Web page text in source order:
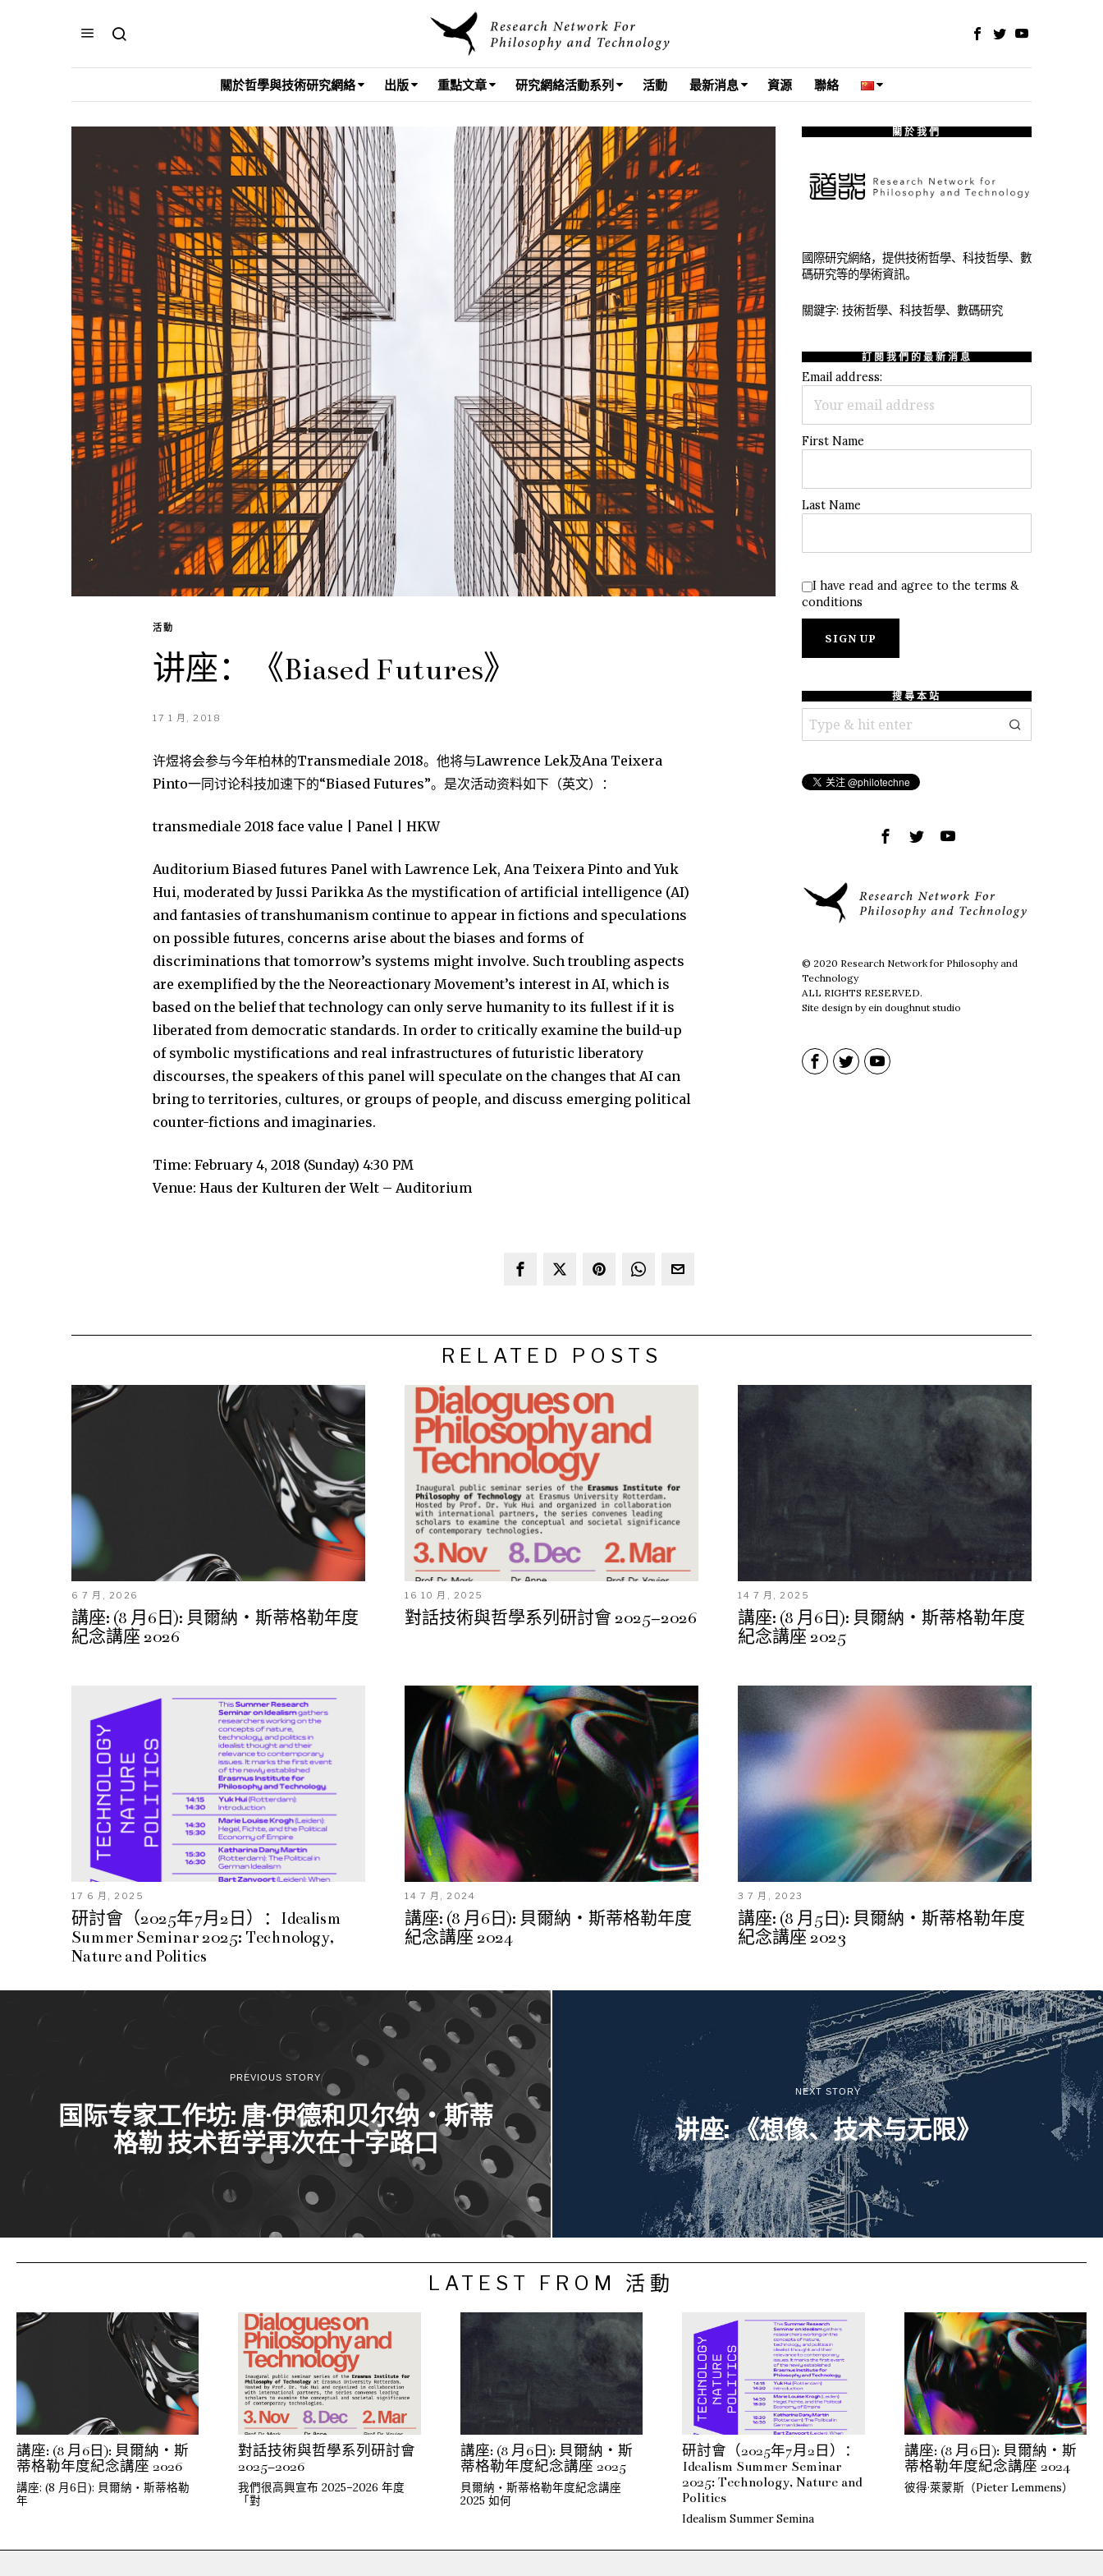
關於哲學與技術研究網絡 出版 重點文章 研究網絡活動系列 活動 最新消息 資源 聯絡
活動
讲座：《Biased Futures》
17 1 月, 2018
许煜将会参与今年柏林的Transmediale 2018。他将与Lawrence Lek及Ana Teixera
Pinto一同讨论科技加速下的“Biased Futures”。是次活动资料如下（英文）：
transmediale 2018 face value | Panel | HKW
Auditorium Biased futures Panel with Lawrence Lek, Ana Teixera Pinto and Yuk
Hui, moderated by Jussi Parikka As the mystification of artificial intelligence (AI)
and fantasies of transhumanism continue to appear in fictions and speculations
on possible futures, concerns arise about the biases and forms of
discriminations that tomorrow’s systems might involve. Such troubling aspects
are exemplified by the the Neoreactionary Movement’s interest in AI, which is
based on the belief that technology can only serve humanity to its fullest if it is
liberated from democratic standards. In order to critically examine the build-up
of symbolic mystifications and real infrastructures of futuristic liberatory
discourses, the speakers of this panel will speculate on the changes that AI can
bring to territories, cultures, or groups of people, and discuss emerging political
counter-fictions and imaginaries.
Time: February 4, 2018 (Sunday) 4:30 PM
Venue: Haus der Kulturen der Welt – Auditorium
關於我們
國際研究網絡，提供技術哲學、科技哲學、數
碼研究等的學術資訊。
關鍵字: 技術哲學、科技哲學、數碼研究
訂閱我們的最新消息
Email address:
First Name
Last Name
I have read and agree to the terms &
conditions
搜尋本站
© 2020 Research Network for Philosophy and
Technology
ALL RIGHTS RESERVED.
Site design by ein doughnut studio
RELATED POSTS
6 7 月, 2026
講座: (8 月6日): 貝爾納・斯蒂格勒年度
紀念講座 2026
16 10 月, 2025
對話技術與哲學系列研討會 2025–2026
14 7 月, 2025
講座: (8 月6日): 貝爾納・斯蒂格勒年度
紀念講座 2025
17 6 月, 2025
研討會（2025年7月2日）：Idealism
Summer Seminar 2025: Technology,
Nature and Politics
14 7 月, 2024
講座: (8 月6日): 貝爾納・斯蒂格勒年度
紀念講座 2024
3 7 月, 2023
講座: (8 月5日): 貝爾納・斯蒂格勒年度
紀念講座 2023
PREVIOUS STORY
国际专家工作坊: 唐·伊德和贝尔纳‧斯蒂
格勒 技术哲学再次在十字路口
NEXT STORY
讲座: 《想像、技术与无限》
LATEST FROM 活動
講座: (8 月6日): 貝爾納・斯
蒂格勒年度紀念講座 2026
講座: (8 月6日): 貝爾納・斯蒂格勒
年
對話技術與哲學系列研討會
2025–2026
我們很高興宣布 2025–2026 年度
「對
講座: (8 月6日): 貝爾納・斯
蒂格勒年度紀念講座 2025
貝爾納・斯蒂格勒年度紀念講座
2025 如何
研討會（2025年7月2日）：
Idealism Summer Seminar
2025: Technology, Nature and
Politics
Idealism Summer Semina
講座: (8 月6日): 貝爾納・斯
蒂格勒年度紀念講座 2024
彼得·萊蒙斯（Pieter Lemmens）